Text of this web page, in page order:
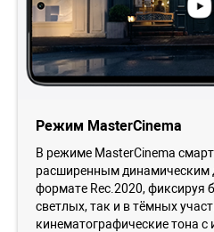
Режим MasterCinema
В режиме MasterCinema
расширенным динамическим
формате Rec.2020, фиксируя
светлых, так и в тёмных
кинематографические тона